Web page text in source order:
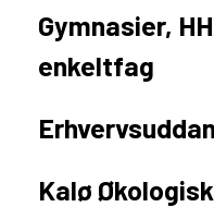
Skolehjem/Campus
Personale
Nyheder
Job på Viden Djurs
Gymnasier,
enkeltfag
Kalø